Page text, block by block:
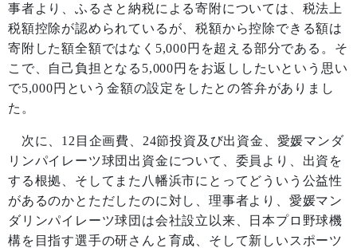
事者より、ふるさと納税による寄附については、税法上
税額控除が認められているが、税額から控除できる額は
寄附した額全額ではなく 5,000円を超える部分である。そ
こで、自己負担となる 5,000円をお返ししたいという思い
で5,000円という金額の設定をしたとの答弁がありまし
た。
次に、 12 目企画費、 24節投資及び出資金、愛媛マンダ
リンパイレーツ球団出資金について、委員より、出資を
する根拠、そしてまた八幡浜市にとってどういう公益性
があるのかとただしたのに対し、理事者より、愛媛マン
ダリンパイレーツ球団は会社設立以来、日本プロ野球機
構を目指す選手の研さんと育成、そして新しいスポーツ